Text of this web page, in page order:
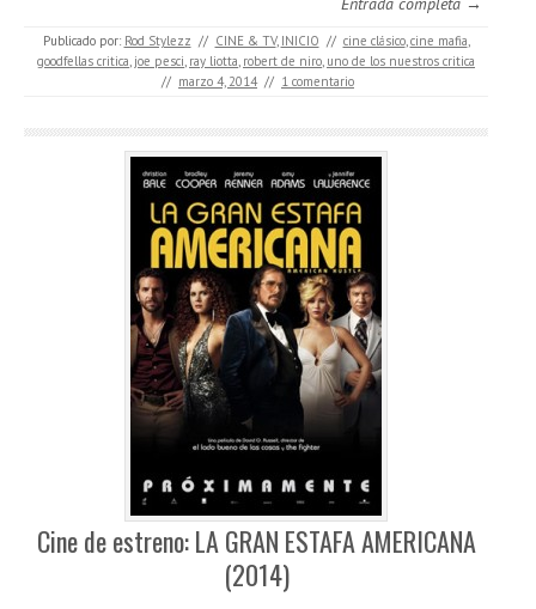
Publicado por: Rod Stylezz // CINE & TV, INICIO // cine clásico,cine mafia,
goodfellas critica, joe pesci, ray liotta, robert de niro, uno de los nuestros critica
// marzo 4, 2014 // 1 comentario
Cine de estreno: LA GRAN ESTAFA AMERICANA
(2014)